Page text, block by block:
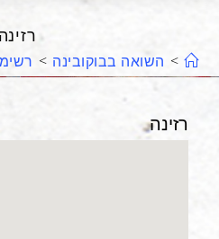
רזינה
> השואה בבוקובינה >
רזינה